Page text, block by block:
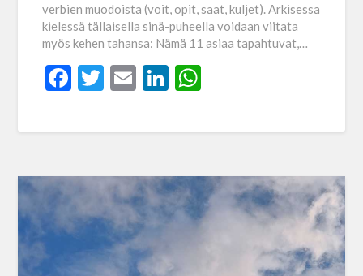
verbien muodoista (voit, opit, saat, kuljet). Arkisessa
kielessä tällaisella sinä-puheella voidaan viitata
myös kehen tahansa: Nämä 11 asiaa tapahtuvat,…
Facebook
Twitter
EmailLinkedIn